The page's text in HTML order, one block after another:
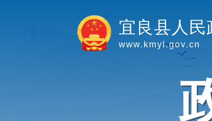
宜良县人民
www.kmyl.gov.cn